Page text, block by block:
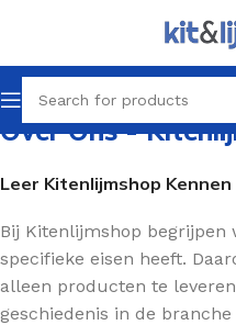
Over Ons -
Leer Kitenlijmshop Kennen
Bij Kitenlijmshop
specifieke eisen heeft.
alleen producten te
geschiedenis in de